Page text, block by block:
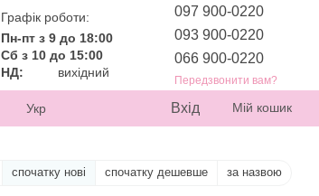
Графік роботи:
Пн-пт з 9 до 18:00
Сб з 10 до 15:00
НД:
вихідний
097 900-0220
093 900-0220
066 900-0220
Передзвонити вам?
Укр Вхід Мій кошик
спочатку нові спочатку дешевше за назвою